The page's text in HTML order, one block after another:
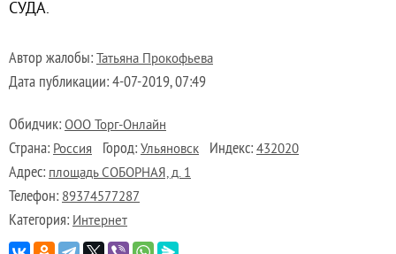
СУДА.
Автор жалобы: Татьяна Прокофьева
Дата публикации:4-07-2019, 07:49
Обидчик: ООО Торг-Онлайн
Страна: Россия Город: Ульяновск Индекс: 432020
Адрес: площадь СОБОРНАЯ, д. 1
Телефон: 89374577287
Категория: Интернет